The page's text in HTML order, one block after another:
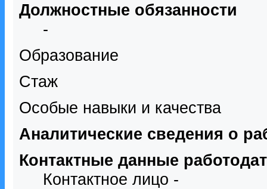
Должностные обязанности
-
Образование
Стаж
Особые навыки и качества
Аналитические сведения о
Контактные данные
Контактное лицо -